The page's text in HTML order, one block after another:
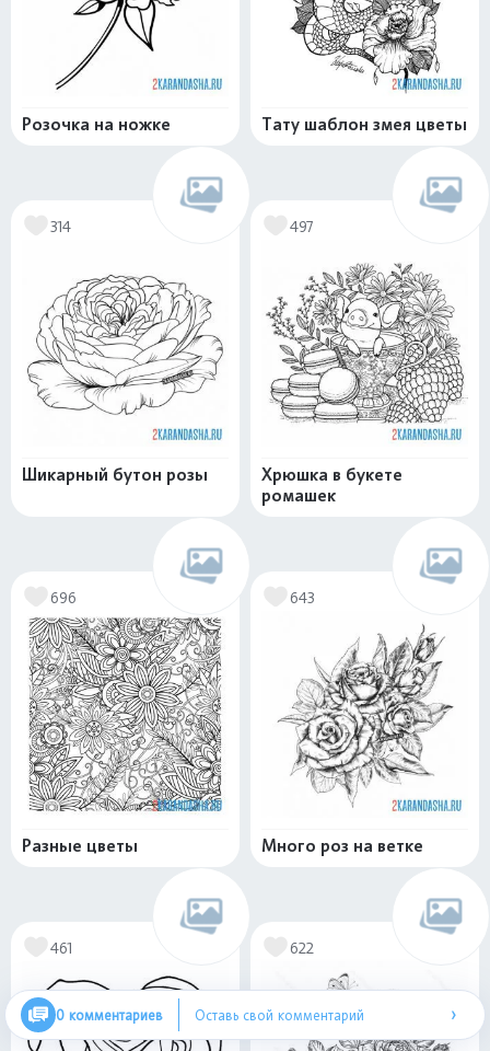
Розочка на ножке Тату шаблон змея цветы
314
Шикарный бутон розы
497
Хрюшка в букете
ромашек
696
Разные цветы
643
Много роз на ветке
461 622
0 комментариев Оставь свой комментарий ›